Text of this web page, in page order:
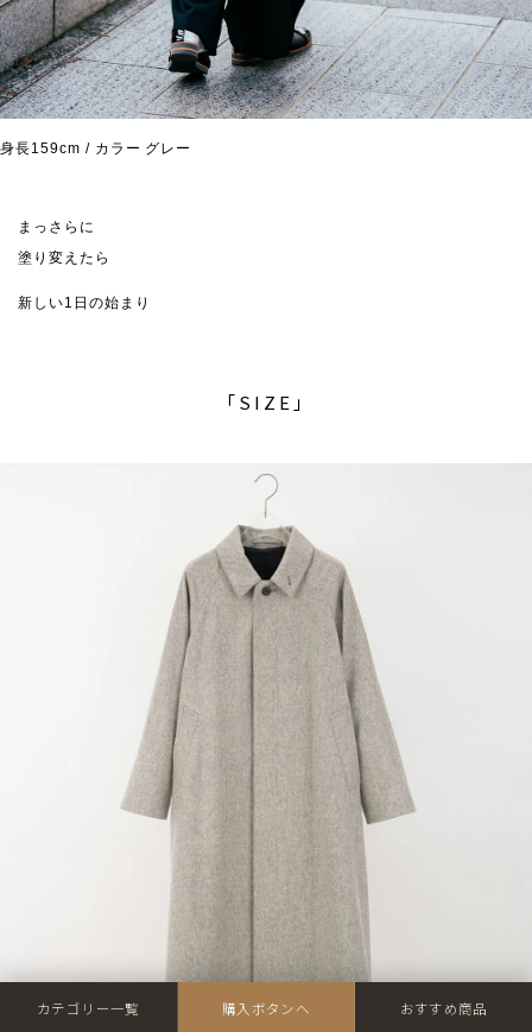
身長159cm / カラー グレー
まっさらに
塗り変えたら
新しい1日の始まり
「SIZE」
カテゴリー一覧 購入ボタンへ おすすめ商品